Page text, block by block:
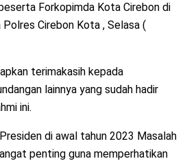
Forkopimda Kota Cirebon di
Cirebon Kota , Selasa (
terimakasih kepada
lainnya yang sudah hadir
ini.
di awal tahun 2023 Masalah
penting guna memperhatikan